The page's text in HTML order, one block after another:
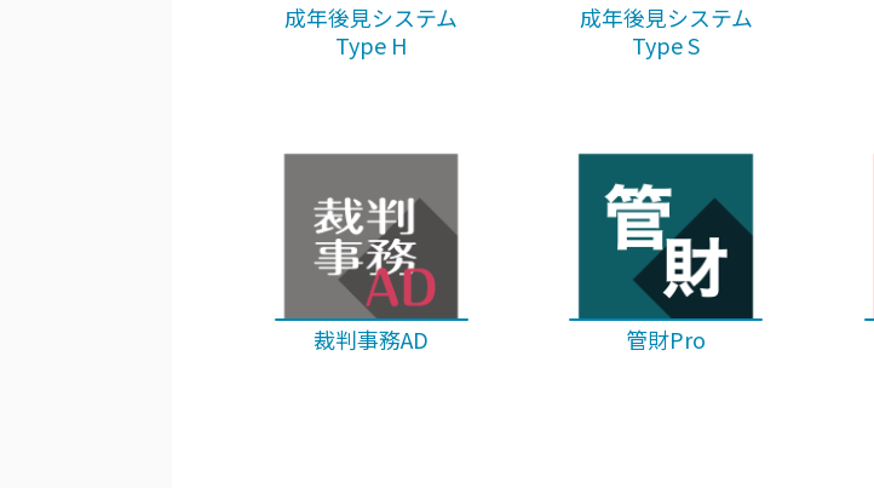
成年後見システム
Type H
成年後見システム
Type S
裁判事務AD 管財Pro